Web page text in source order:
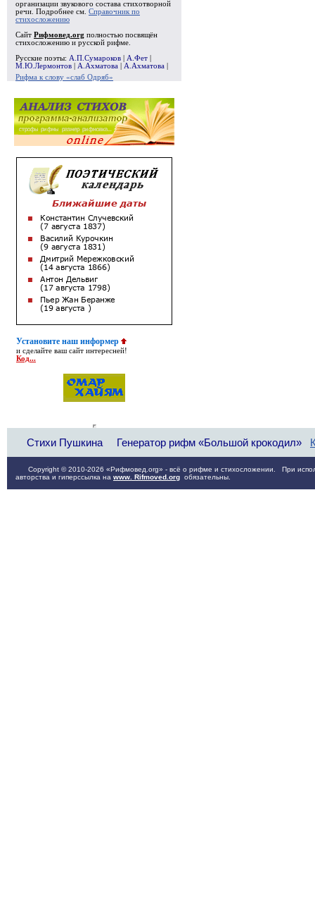
организации звукового состава стихотворной
речи. Подробнее см. Справочник по
стихосложению
Сайт Рифмовед.org полностью посвящён
стихосложению и русской рифме.
Русские поэты: А.П.Сумароков А.Фет
М.Ю.Лермонтов
А.Ахматова А.Ахматова
Рифма к слову «слаб Одряб»
Установите наш информер
и сделайте ваш сайт интересней!
Код...
Стихи Пушкина Генератор рифм «Большой крокодил»
Copyright © 2010-2026 «Рифмовед.org» - всё о рифме и стихосложении. При
авторства и гиперссылка на www. Rifmoved.org обязательны.